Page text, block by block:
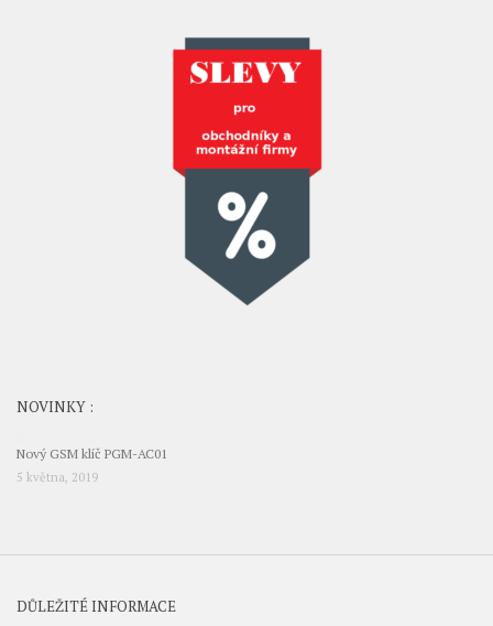
NOVINKY :
Nový GSM klíč PGM-AC01
5 května, 2019
DŮLEŽITÉ INFORMACE